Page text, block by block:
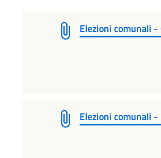
Elezioni comunali
Elezioni comunali